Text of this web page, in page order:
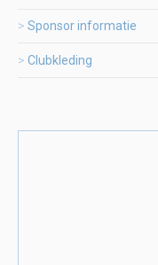
Sponsor informatie
Clubkleding